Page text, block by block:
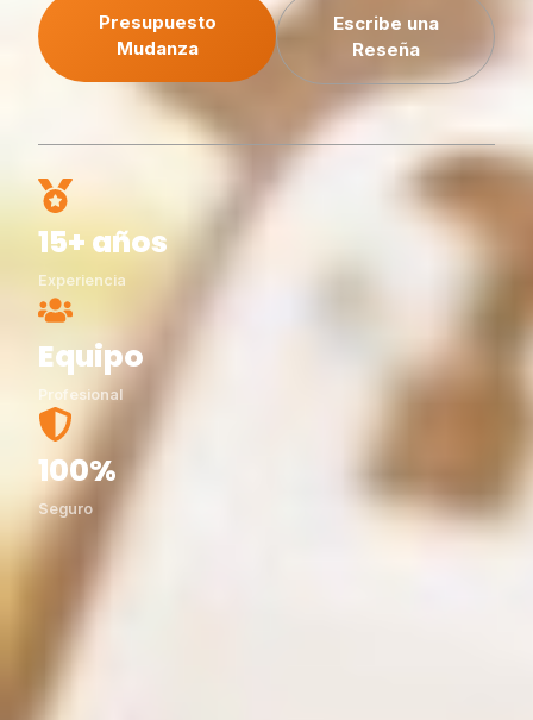
Presupuesto
Mudanza
Escribe una
Reseña
15+ años
Experiencia
Equipo
Profesional
100%
Seguro